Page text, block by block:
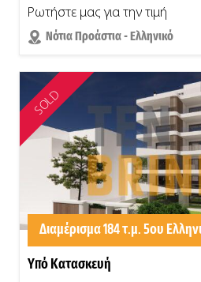
Ρωτήστε μας για την τιμή
Νότια Προάστια - Ελληνικό
SOLD
Διαμέρισμα 184 τ.μ. 5ου
Υπό Κατασκευή